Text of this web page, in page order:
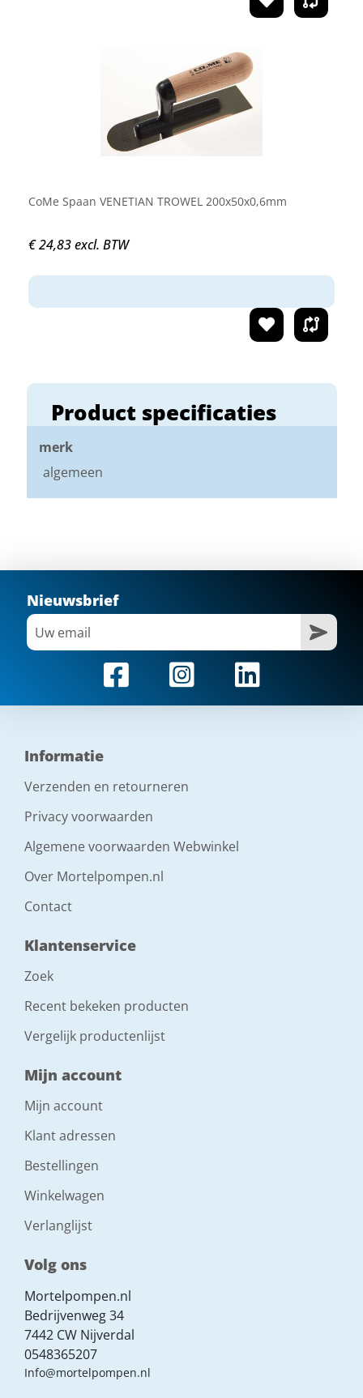
Product specificaties
merk
algemeen
CoMe Spaan VENETIAN TROWEL 200x50x0,6mm
€ 24,83 excl. BTW
Nieuwsbrief
Informatie
Verzenden en retourneren
Privacy voorwaarden
Algemene voorwaarden Webwinkel
Over Mortelpompen.nl
Contact
Klantenservice
Zoek
Recent bekeken producten
Vergelijk productenlijst
Mijn account
Mijn account
Klant adressen
Bestellingen
Winkelwagen
Verlanglijst
Volg ons
Mortelpompen.nl
Bedrijvenweg 34
7442 CW Nijverdal
0548365207
Info@mortelpompen.nl